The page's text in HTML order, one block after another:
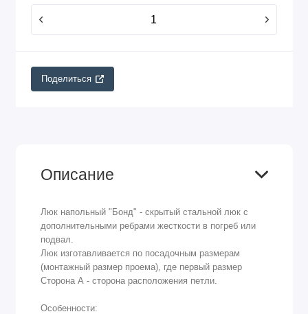
Поделиться
Описание
Люк напольный "Бонд" - скрытый стальной люк с
дополнительными ребрами жесткости в погреб или
подвал.
Люк изготавливается по посадочным размерам
(монтажный размер проема), где первый размер
Сторона А - сторона расположения петли.
Особенности: